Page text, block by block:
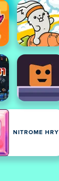
NITROME HRY